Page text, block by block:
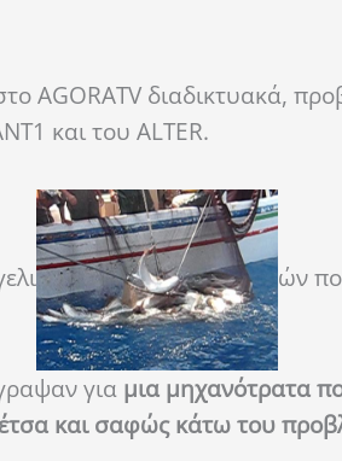
AGORATV διαδικτυακά,
και του ALTER.
ών
για μια μηχανότρατα
και σαφώς κάτω του